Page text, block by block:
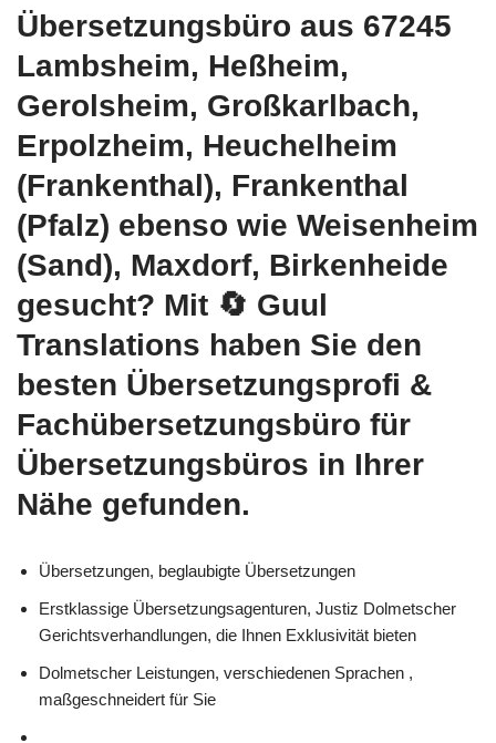
Übersetzungsbüro aus 67245
Lambsheim, Heßheim,
Gerolsheim, Großkarlbach,
Erpolzheim, Heuchelheim
(Frankenthal), Frankenthal
(Pfalz) ebenso wie Weisenheim
(Sand), Maxdorf, Birkenheide
gesucht? Mit 🔄 Guul
Translations haben Sie den
besten Übersetzungsprofi &
Fachübersetzungsbüro für
Übersetzungsbüros in Ihrer
Nähe gefunden.
Übersetzungen, beglaubigte Übersetzungen
Erstklassige Übersetzungsagenturen, Justiz Dolmetscher
Gerichtsverhandlungen, die Ihnen Exklusivität bieten
Dolmetscher Leistungen, verschiedenen Sprachen ,
maßgeschneidert für Sie